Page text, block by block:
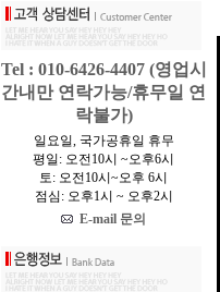
Tel : 010-6426-4407 (영업시
간내만 연락가능/휴무일 연
락불가)
일요일, 국가공휴일 휴무
평일: 오전10시 ~오후6시
토: 오전10시~오후 6시
점심: 오후1시 ~ 오후2시
E-mail 문의